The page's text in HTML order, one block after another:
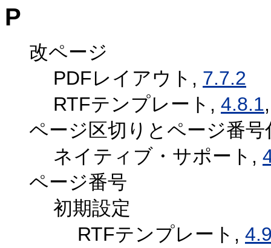
P
改ページ
PDFレイアウト, 7.7.2
RTFテンプレート, 4.8.1
ページ区切りとページ番号
ネイティブ・サポート,
ページ番号
初期設定
RTFテンプレート,